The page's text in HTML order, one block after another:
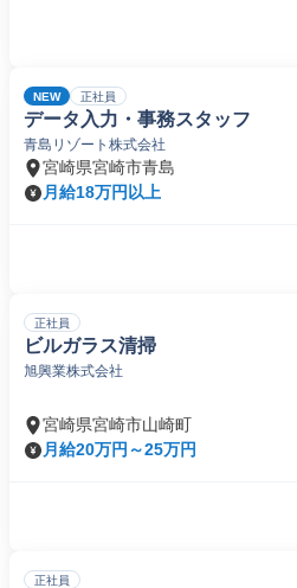
NEW 正社員
データ入力・事務スタッフ
青島リゾート株式会社
宮崎県宮崎市青島
月給18万円以上
正社員
ビルガラス清掃
旭興業株式会社
宮崎県宮崎市山崎町
月給20万円～25万円
正社員